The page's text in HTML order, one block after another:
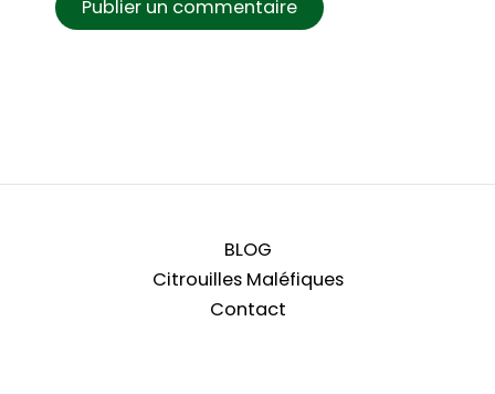
BLOG
Citrouilles Maléfiques
Contact